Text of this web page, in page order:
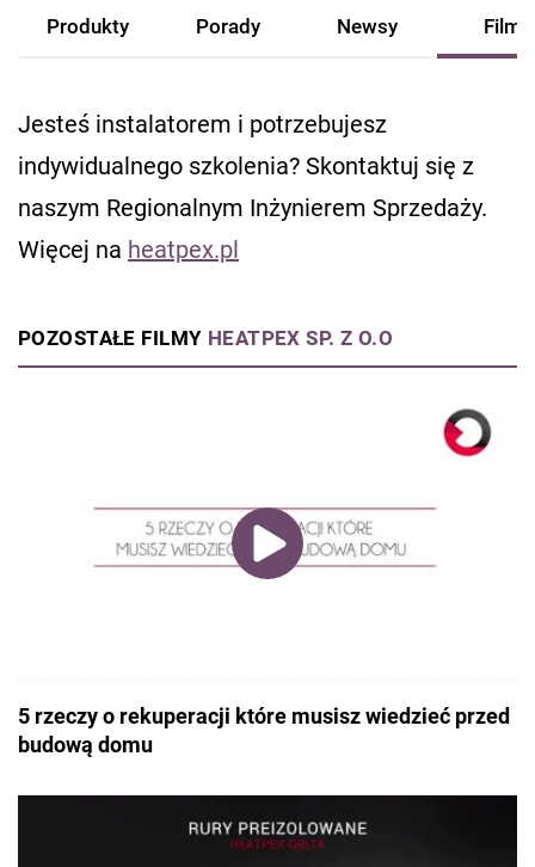
Produkty Porady Newsy Filmy
Jesteś instalatorem i potrzebujesz
indywidualnego szkolenia? Skontaktuj się z
naszym Regionalnym Inżynierem Sprzedaży.
Więcej na heatpex.pl
POZOSTAŁE FILMY HEATPEX SP. Z O.O
5 rzeczy o rekuperacji które musisz wiedzieć przed
budową domu